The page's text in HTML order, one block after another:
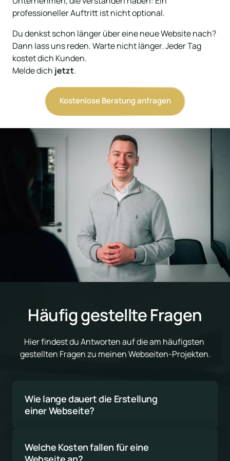
professioneller Auftritt ist nicht optional.
Du denkst schon länger über eine neue Website nach?
Dann lass uns reden. Warte nicht länger. Jeder Tag
kostet dich Kunden.
Melde dich jetzt.
Kostenlose Beratung anfragen
Häufig gestellte Fragen
Hier findest du Antworten auf die am häufigsten
gestellten Fragen zu meinen Webseiten-Projekten.
Wie lange dauert die Erstellung
einer Webseite?
Webseite kann in 4-6 Wochen fertig sein,
Welche Kosten fallen für eine